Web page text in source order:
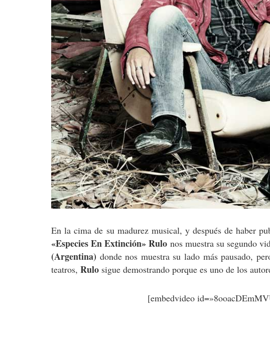
En la cima de su madurez musical, y después de haber
«Especies En Extinción» Rulo nos muestra su segundo
(Argentina) donde nos muestra su lado más pausado,
teatros, Rulo sigue demostrando porque es uno de los
[embedvideo